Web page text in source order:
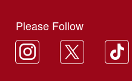
Please Follow